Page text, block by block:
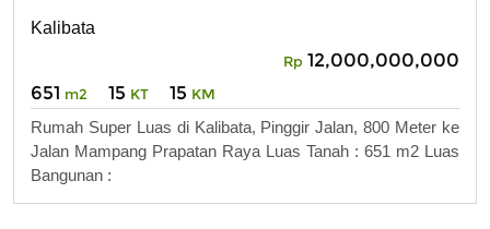
Kalibata
Rp 12,000,000,000
651 m2 15 KT 15 KM
Rumah Super Luas di Kalibata, Pinggir Jalan, 800 Meter ke
Jalan Mampang Prapatan Raya Luas Tanah : 651 m2 Luas
Bangunan :